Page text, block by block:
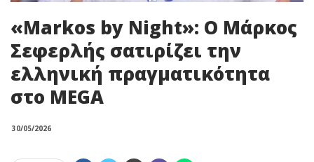
«Markos by Night»: Ο Μάρκος
Σεφερλής σατιρίζει την
ελληνική πραγματικότητα
στο MEGA
30/05/2026